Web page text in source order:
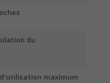
du
maximum